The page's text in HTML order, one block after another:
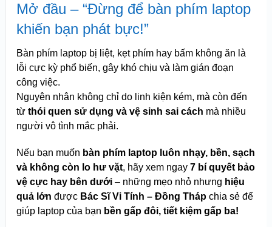
Mở đầu – “Đừng để bàn phím laptop
khiến bạn phát bực!”
Bàn phím laptop bị liệt, kẹt phím hay bấm không ăn là
lỗi cực kỳ phổ biến, gây khó chịu và làm gián đoạn
công việc.
Nguyên nhân không chỉ do linh kiện kém, mà còn đến
từ thói quen sử dụng và vệ sinh sai cách mà nhiều
người vô tình mắc phải.
Nếu bạn muốn bàn phím laptop luôn nhạy, bền, sạch
và không còn lo hư vặt, hãy xem ngay 7 bí quyết bảo
vệ cực hay bên dưới– những mẹo nhỏ nhưng hiệu
quả lớn được Bác Sĩ Vi Tính – Đồng Thápchia sẻ để
giúp laptop của bạn bền gấp đôi, tiết kiệm gấp ba!